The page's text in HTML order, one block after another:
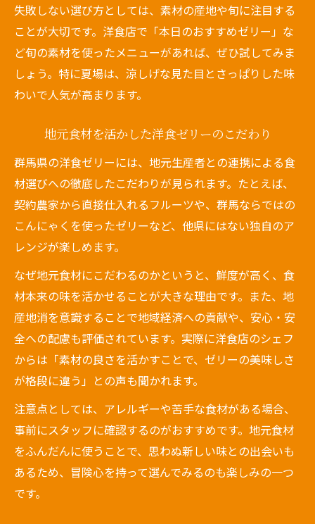
失敗しない選び方としては、素材の産地や旬に注目する
ことが大切です。洋食店で「本日のおすすめゼリー」な
ど旬の素材を使ったメニューがあれば、ぜひ試してみま
しょう。特に夏場は、涼しげな見た目とさっぱりした味
わいで人気が高まります。
地元食材を活かした洋食ゼリーのこだわり
群馬県の洋食ゼリーには、地元生産者との連携による食
材選びへの徹底したこだわりが見られます。たとえば、
契約農家から直接仕入れるフルーツや、群馬ならではの
こんにゃくを使ったゼリーなど、他県にはない独自のア
レンジが楽しめます。
なぜ地元食材にこだわるのかというと、鮮度が高く、食
材本来の味を活かせることが大きな理由です。また、地
産地消を意識することで地域経済への貢献や、安心・安
全への配慮も評価されています。実際に洋食店のシェフ
からは「素材の良さを活かすことで、ゼリーの美味しさ
が格段に違う」との声も聞かれます。
注意点としては、アレルギーや苦手な食材がある場合、
事前にスタッフに確認するのがおすすめです。地元食材
をふんだんに使うことで、思わぬ新しい味との出会いも
あるため、冒険心を持って選んでみるのも楽しみの一つ
です。